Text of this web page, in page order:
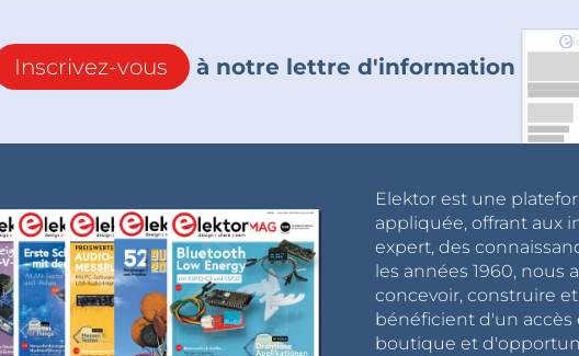
Inscrivez-vous à notre lettre d'information
Elektor est une
appliquée, offrant aux
expert, des
les années 1960,
concevoir, construire
bénéficient d'un accès
boutique et